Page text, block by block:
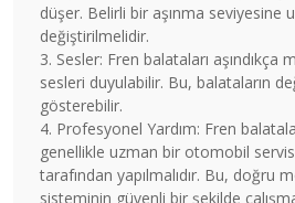
düşer. Belirli bir aşınma seviyesine
değiştirilmelidir.
3. Sesler: Fren balataları
sesleri duyulabilir. Bu, balataların
gösterebilir.
4. Profesyonel Yardım: Fren
genellikle uzman bir otomobil
tarafından yapılmalıdır. Bu, doğru
sisteminin güvenli bir şekilde